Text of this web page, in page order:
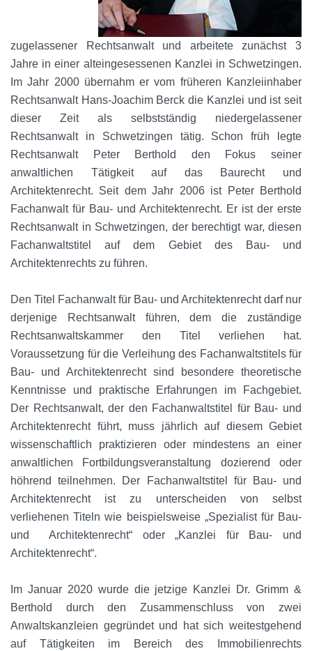
zugelassener Rechtsanwalt und arbeitete zunächst 3
Jahre in einer alteingesessenen Kanzlei in Schwetzingen.
Im Jahr 2000 übernahm er vom früheren Kanzleiinhaber
Rechtsanwalt Hans-Joachim Berck die Kanzlei und ist seit
dieser Zeit als selbstständig niedergelassener
Rechtsanwalt in Schwetzingen tätig. Schon früh legte
Rechtsanwalt Peter Berthold den Fokus seiner
anwaltlichen Tätigkeit auf das Baurecht und
Architektenrecht. Seit dem Jahr 2006 ist Peter Berthold
Fachanwalt für Bau- und Architektenrecht. Er ist der erste
Rechtsanwalt in Schwetzingen, der berechtigt war, diesen
Fachanwaltstitel auf dem Gebiet des Bau- und
Architektenrechts zu führen.
Den Titel Fachanwalt für Bau- und Architektenrecht darf nur
derjenige Rechtsanwalt führen, dem die zuständige
Rechtsanwaltskammer den Titel verliehen hat.
Voraussetzung für die Verleihung des Fachanwaltstitels für
Bau- und Architektenrecht sind besondere theoretische
Kenntnisse und praktische Erfahrungen im Fachgebiet.
Der Rechtsanwalt, der den Fachanwaltstitel für Bau- und
Architektenrecht führt, muss jährlich auf diesem Gebiet
wissenschaftlich praktizieren oder mindestens an einer
anwaltlichen Fortbildungsveranstaltung dozierend oder
höhrend teilnehmen. Der Fachanwaltstitel für Bau- und
Architektenrecht ist zu unterscheiden von selbst
verliehenen Titeln wie beispielsweise „Spezialist für Bau-
und Architektenrecht“ oder „Kanzlei für Bau- und
Architektenrecht“.
Im Januar 2020 wurde die jetzige Kanzlei Dr. Grimm &
Berthold durch den Zusammenschluss von zwei
Anwaltskanzleien gegründet und hat sich weitestgehend
auf Tätigkeiten im Bereich des Immobilienrechts